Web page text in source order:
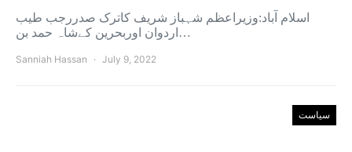
اسلام آباد:وزیراعظم شہباز شریف کاترک صدررجب طیب
اردوان اوربحرین کےشاہ حمد بن…
Sanniah Hassan July 9, 2022
سیاست